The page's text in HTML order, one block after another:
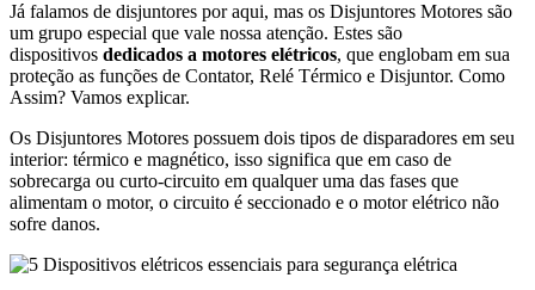
Já falamos de disjuntores por aqui, mas os Disjuntores Motores são
um grupo especial que vale nossa atenção. Estes são
dispositivos dedicados a motores elétricos, que englobam em sua
proteção as funções de Contator, Relé Térmico e Disjuntor. Como
Assim? Vamos explicar.
Os Disjuntores Motores possuem dois tipos de disparadores em seu
interior: térmico e magnético, isso significa que em caso de
sobrecarga ou curto-circuito em qualquer uma das fases que
alimentam o motor, o circuito é seccionado e o motor elétrico não
sofre danos.